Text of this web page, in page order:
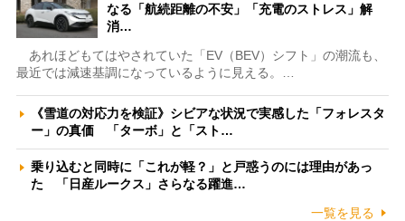
なる「航続距離の不安」「充電のストレス」解
消…
あれほどもてはやされていた「EV（BEV）シフト」の潮流も、
最近では減速基調になっているように見える。…
《雪道の対応力を検証》シビアな状況で実感した「フォレスタ
ー」の真価 「ターボ」と「スト…
乗り込むと同時に「これが軽？」と戸惑うのには理由があっ
た 「日産ルークス」さらなる躍進…
一覧を見る